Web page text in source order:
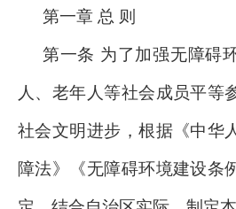
第一章 总 则
第一条 为了加强无障碍
人、老年人等社会成员平等
社会文明进步，根据《中华
障法》《无障碍环境建设条